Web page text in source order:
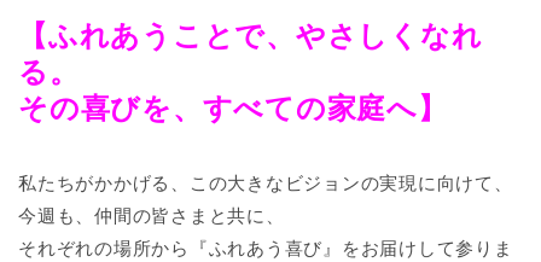
【ふれあうことで、やさしくなれ
る。
その喜びを、すべての家庭へ】
私たちがかかげる、この大きなビジョンの実現に向けて、
今週も、仲間の皆さまと共に、
それぞれの場所から『ふれあう喜び』をお届けして参りま